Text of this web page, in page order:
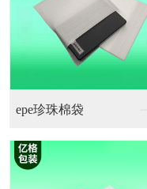
珍珠棉袋生产厂家